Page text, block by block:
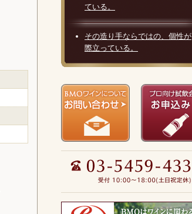
ている。
その造り手ならではの、個性が
際立っている。